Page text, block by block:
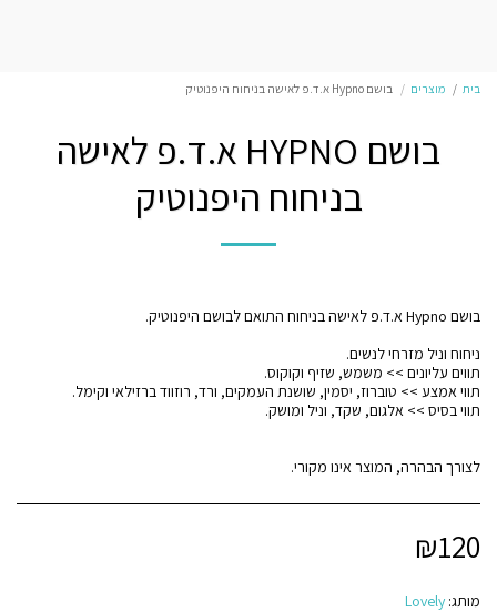
בית מוצרים בושם Hypno א.ד.פ לאישה בניחוח היפנוטיק
בושם HYPNO א.ד.פ לאישה
בניחוח היפנוטיק
לצורך הבהרה, המוצר אינו מקורי.
₪120
מותג: Lovely